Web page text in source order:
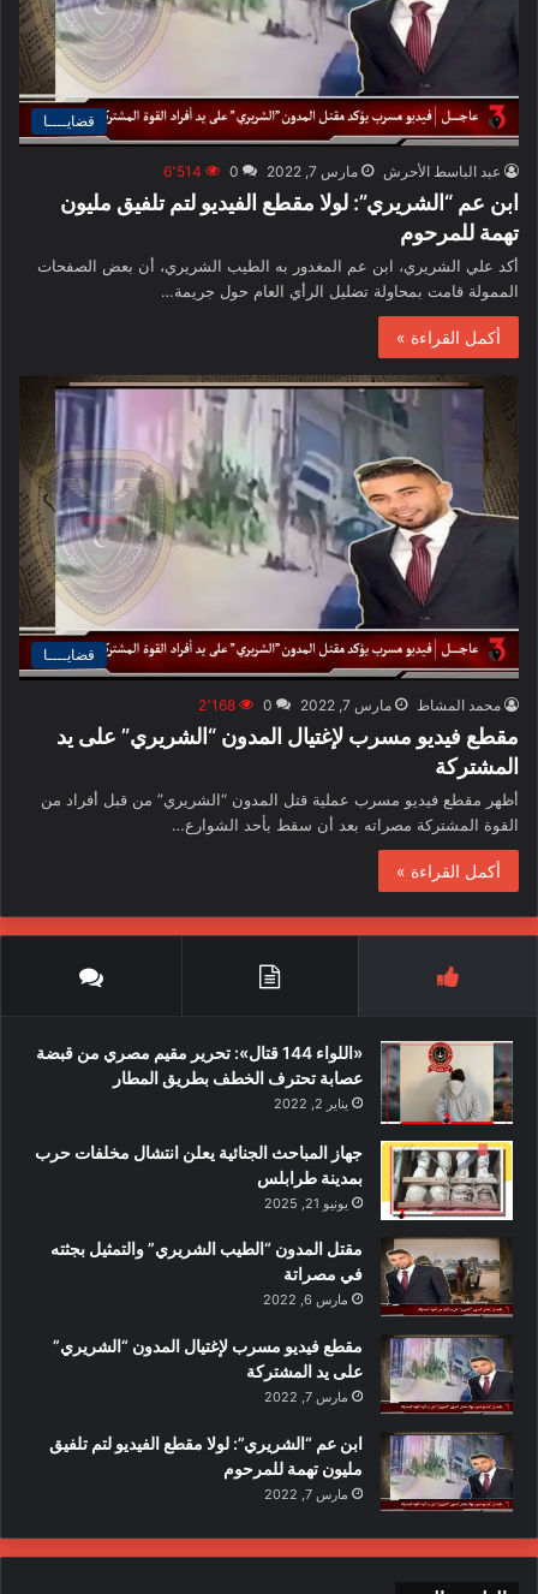
قضايــــا
عبد الباسط الأحرش مارس 7, 2022 0 6٬514
ابن عم “الشريري”: لولا مقطع الفيديو لتم تلفيق مليون
تهمة للمرحوم
أكد علي الشريري، ابن عم المغدور به الطيب الشريري، أن بعض الصفحات
الممولة قامت بمحاولة تضليل الرأي العام حول جريمة…
أكمل القراءة »
قضايــــا
محمد المشاط مارس 7, 2022 0 2٬168
مقطع فيديو مسرب لإغتيال المدون “الشريري” على يد
المشتركة
أظهر مقطع فيديو مسرب عملية قتل المدون “الشريري” من قبل أفراد من
القوة المشتركة مصراته بعد أن سقط بأحد الشوارع…
أكمل القراءة »
«اللواء 144 قتال»: تحرير مقيم مصري من قبضة
عصابة تحترف الخطف بطريق المطار
يناير 2, 2022
جهاز المباحث الجنائية يعلن انتشال مخلفات حرب
بمدينة طرابلس
يونيو 21, 2025
مقتل المدون “الطيب الشريري” والتمثيل بجثته
في مصراتة
مارس 6, 2022
مقطع فيديو مسرب لإغتيال المدون “الشريري”
على يد المشتركة
مارس 7, 2022
ابن عم “الشريري”: لولا مقطع الفيديو لتم تلفيق
مليون تهمة للمرحوم
مارس 7, 2022